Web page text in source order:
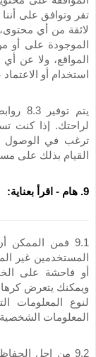
تقر وتوافق على
لائقة من أي محتوى،
الموجودة على أو
المواقع، ولا عن
استخدام أو
يتم
لراحتك. إذا كنت
ترغب في الوصول
القيام بذلك على
9. هام - اقرأ بعناية:
9.1 فمن
المستخدمين غير
أو فاحشة على
ويمكنك يتعرض كرها
لنوع المعلومات
المعلومات